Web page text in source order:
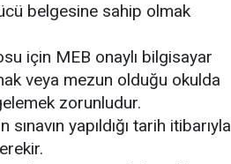
belgesine sahip olmak
için MEB onaylı bilgisayar
veya mezun olduğu okulda
zorunludur.
yapıldığı tarih itibarıyla
.